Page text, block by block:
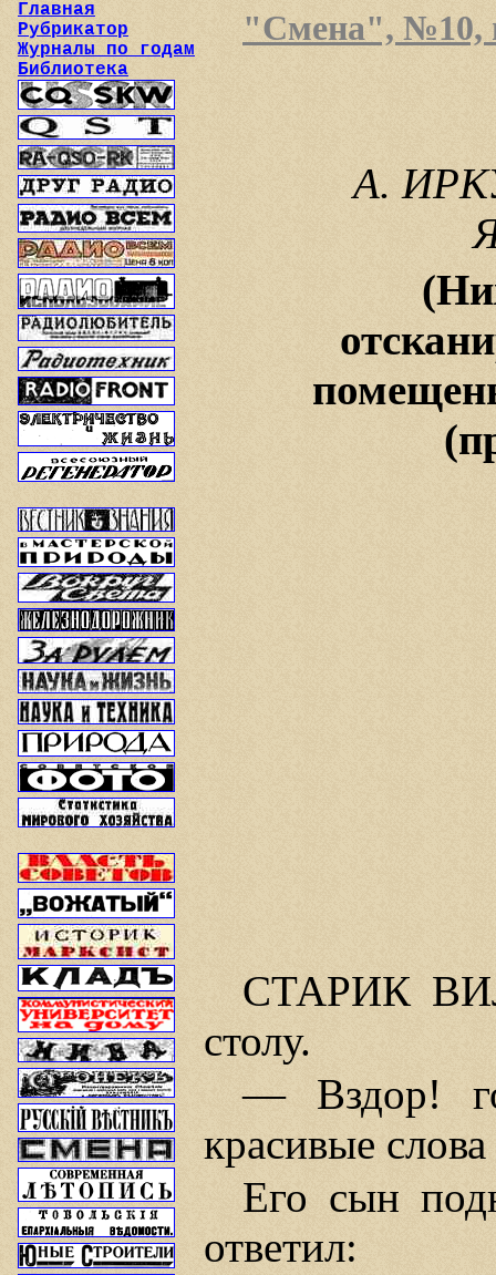
Главная
Рубрикатор
Журналы по годам
Библиотека
"Смена", №10,
А.
СТАРИК
столу.
— Вздор!
красивые
Его сын
ответил: